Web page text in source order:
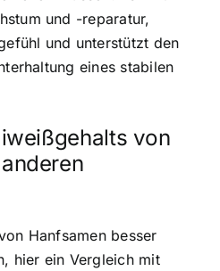
und -reparatur,
und unterstützt den
eines stabilen
von
Hanfsamen besser
hier ein Vergleich mit